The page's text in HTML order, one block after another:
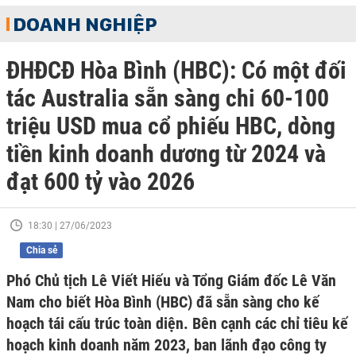
DOANH NGHIỆP
ĐHĐCĐ Hòa Bình (HBC): Có một đối
tác Australia sẵn sàng chi 60-100
triệu USD mua cổ phiếu HBC, dòng
tiền kinh doanh dương từ 2024 và
đạt 600 tỷ vào 2026
18:30 | 27/06/2023
Chia sẻ
Phó Chủ tịch Lê Viết Hiếu và Tổng Giám đốc Lê Văn
Nam cho biết Hòa Bình (HBC) đã sẵn sàng cho kế
hoạch tái cấu trúc toàn diện. Bên cạnh các chỉ tiêu kế
hoạch kinh doanh năm 2023, ban lãnh đạo công ty